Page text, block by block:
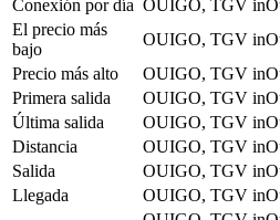
Conexión por día OUIGO, TGV
El precio más
bajo
OUIGO, TGV
Precio más alto
OUIGO, TGV
Primera salida
OUIGO, TGV
Última salida
OUIGO, TGV
Distancia
OUIGO, TGV
Salida
OUIGO, TGV
Llegada
OUIGO, TGV